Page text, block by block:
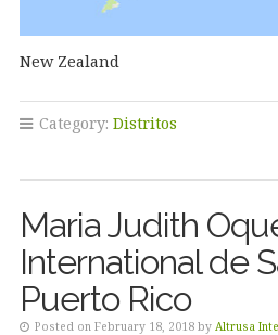
New Zealand
Category: Distritos
Maria Judith
International de
Puerto Rico
Posted on February 18, 2018 by Altrusa